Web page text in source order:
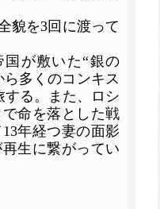
貌を3回に渡って
国が敷いた“銀の
多くのコンキス
る。また、ロシ
命を落とした戦
年経つ妻の面影
生に繋がってい